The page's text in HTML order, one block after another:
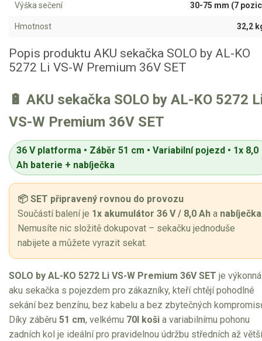
Vertikutátory
Nůžky na živý plot
Elektrocentrály
Štěpkovače a drtiče
Elektrické skútry
Elektrické tříkolky
Elektrické tříkolky pro seniory
Elektrické tříkolky pracovní
Elektrické čtyřkolky
Náhradní díly
Náhradní díly pro motorové pily
Výška sečení 30-75 mm (7
Hmotnost 32,2
Popis produktu AKU sekačka SOLO by AL-KO
5272 Li VS-W Premium 36V SET
🔋 AKU sekačka SOLO by AL-KO 5272
VS-W Premium 36V SET
36 V platforma • Záběr 51 cm • Variabilní pojezd • 1x 8,0
Ah baterie + nabíječka
📦 SET připravený rovnou do provozu
Součástí balení je 1x akumulátor 36 V / 8,0 Ah a nabíječka
Nemusíte nic složitě dokupovat – sekačku jednoduše
nabijete a můžete vyrazit sekat.
SOLO by AL-KO 5272 Li VS-W Premium 36V SET je výkonná
aku sekačka s pojezdem pro zákazníky, kteří chtějí pohodlné
sekání bez benzínu, bez kabelu a bez zbytečných
Díky záběru 51 cm, velkému 70l koši a variabilnímu pohonu
zadních kol je ideální pro pravidelnou údržbu středních až